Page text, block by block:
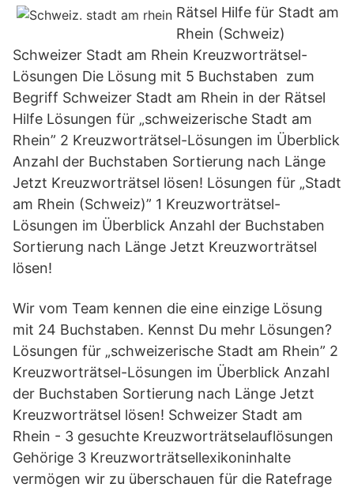
Rätsel Hilfe für Stadt am
Rhein (Schweiz)
Schweizer Stadt am Rhein Kreuzworträtsel-
Lösungen Die Lösung mit 5 Buchstaben ️ zum
Begriff Schweizer Stadt am Rhein in der Rätsel
Hilfe Lösungen für „schweizerische Stadt am
Rhein” 2 Kreuzworträtsel-Lösungen im Überblick
Anzahl der Buchstaben Sortierung nach Länge
Jetzt Kreuzworträtsel lösen! Lösungen für „Stadt
am Rhein (Schweiz)” 1 Kreuzworträtsel-
Lösungen im Überblick Anzahl der Buchstaben
Sortierung nach Länge Jetzt Kreuzworträtsel
lösen!
Wir vom Team kennen die eine einzige Lösung
mit 24 Buchstaben. Kennst Du mehr Lösungen?
Lösungen für „schweizerische Stadt am Rhein” 2
Kreuzworträtsel-Lösungen im Überblick Anzahl
der Buchstaben Sortierung nach Länge Jetzt
Kreuzworträtsel lösen! Schweizer Stadt am
Rhein - 3 gesuchte Kreuzworträtselauflösungen
Gehörige 3 Kreuzworträtsellexikoninhalte
vermögen wir zu überschauen für die Ratefrage